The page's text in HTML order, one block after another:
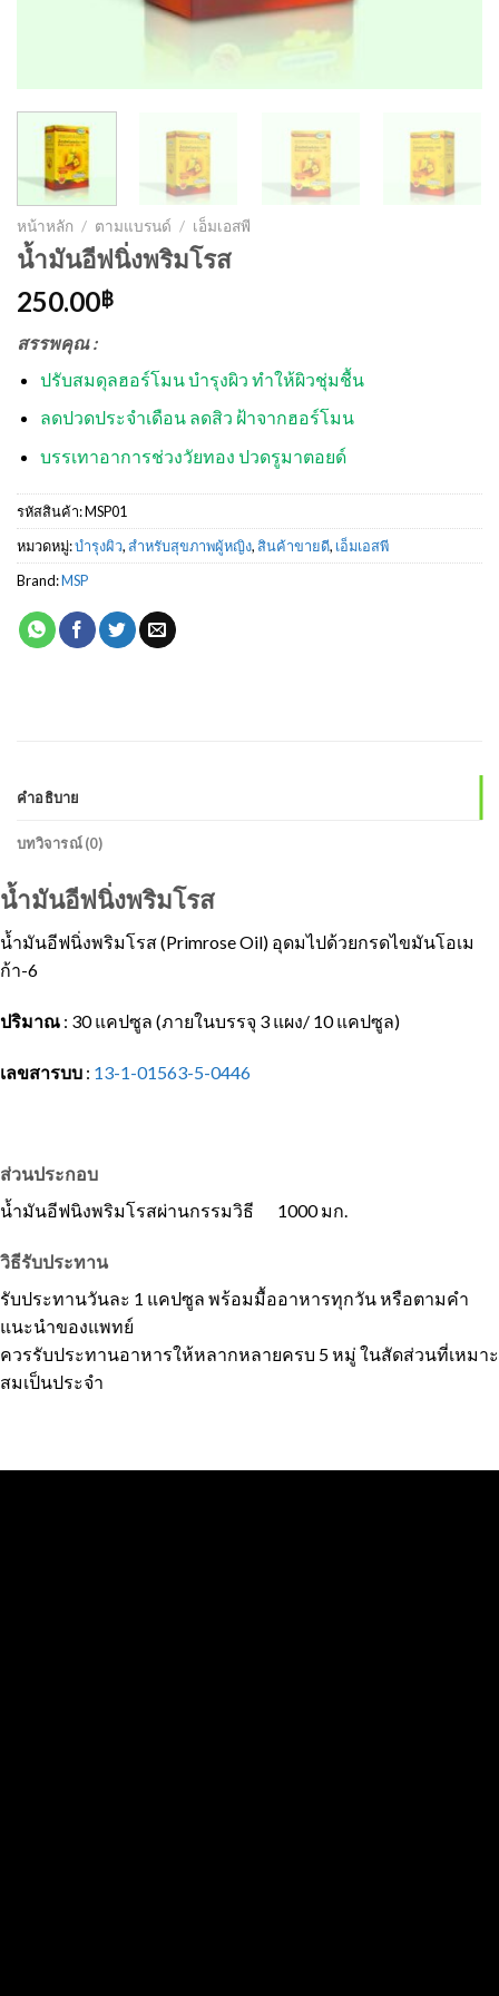
หน้าหลัก / ตามแบรนด์ / เอ็มเอสพี
น้ำมันอีฟนิ่งพริมโรส
250.00฿
สรรพคุณ :
ปรับสมดุลฮอร์โมน บำรุงผิว ทำให้ผิวชุ่มชื้น
ลดปวดประจำเดือน ลดสิว ฝ้าจากฮอร์โมน
บรรเทาอาการช่วงวัยทอง ปวดรูมาตอยด์
รหัสสินค้า:MSP01
หมวดหมู่:บำรุงผิว,สำหรับสุขภาพผู้หญิง,สินค้าขายดี, เอ็มเอสพี
Brand:MSP
คำอธิบาย
บทวิจารณ์ (0)
น้ำมันอีฟนิ่งพริมโรส
น้ำมันอีฟนิ่งพริมโรส (Primrose Oil) อุดมไปด้วยกรดไขมันโอเม
ก้า-6
ปริมาณ : 30 แคปซูล (ภายในบรรจุ 3 แผง/ 10 แคปซูล)
เลขสารบบ : 13-1-01563-5-0446
ส่วนประกอบ
น้ำมันอีฟนิงพริมโรสผ่านกรรมวิธี 1000 มก.
วิธีรับประทาน
รับประทานวันละ 1 แคปซูล พร้อมมื้ออาหารทุกวัน หรือตามคำ
แนะนำของแพทย์
ควรรับประทานอาหารให้หลากหลายครบ 5 หมู่ ในสัดส่วนที่เหมาะ
สมเป็นประจำ